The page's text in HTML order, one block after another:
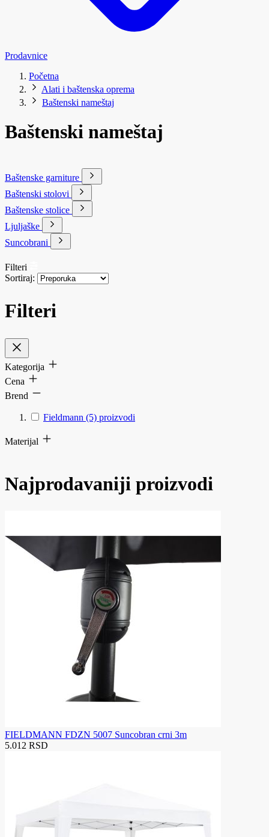
Prodavnice
Početna
Alati i baštenska oprema
Baštenski nameštaj
Baštenski nameštaj
Baštenske garniture
Baštenski stolovi
Baštenske stolice
Ljuljaške
Suncobrani
Filteri
Sortiraj:
Filteri
Kategorija
Cena
Brend
Fieldmann (5) proizvodi
Materijal
Najprodavaniji proizvodi
FIELDMANN FDZN 5007 Suncobran crni 3m
5.012 RSD